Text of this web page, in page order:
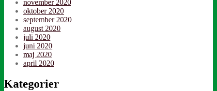
november 2020
oktober 2020
september 2020
august 2020
juli 2020
juni 2020
maj 2020
april 2020
Kategorier